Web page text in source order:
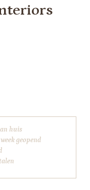
huis
geopend